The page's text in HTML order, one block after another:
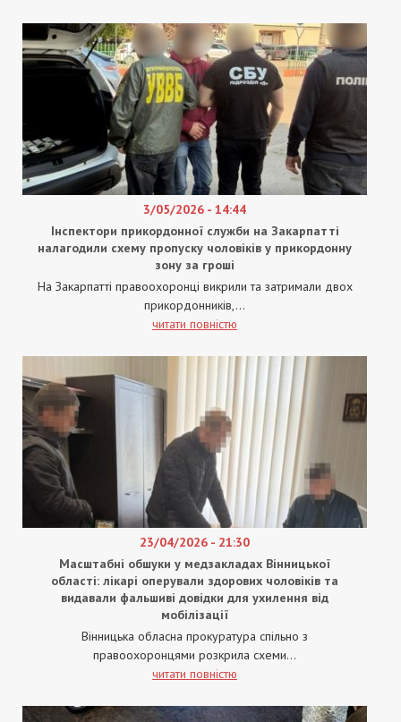
3/05/2026 - 14:44
Інспектори прикордонної служби на Закарпатті
налагодили схему пропуску чоловіків у прикордонну
зону за гроші
На Закарпатті правоохоронці викрили та затримали двох
прикордонників,...
читати повністю
23/04/2026 - 21:30
Масштабні обшуки у медзакладах Вінницької
області: лікарі оперували здорових чоловіків та
видавали фальшиві довідки для ухилення від
мобілізації
Вінницька обласна прокуратура спільно з
правоохоронцями розкрила схеми...
читати повністю